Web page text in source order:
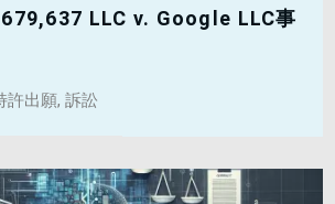
LLC v. Google LLC事
許出願, 訴訟